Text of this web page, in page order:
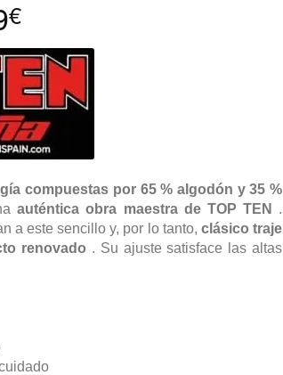
€Rango
de
precios:
desde
37,99€
hasta
51,99€
compuestas por 65 % algodón y 35 %
auténtica obra maestra de TOP TEN
.
a este sencillo y, por lo tanto, clásico traje
renovado . Su ajuste satisface las altas